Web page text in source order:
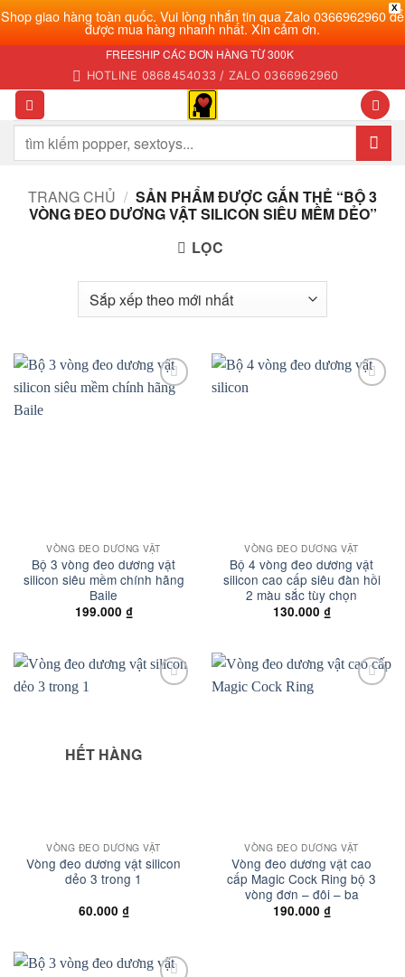
X
Shop giao hàng toàn quốc. Vui lòng nhắn tin qua Zalo 0366962960 để
được mua hàng nhanh nhất. Xin cảm ơn.
nội
dung
FREESHIP CÁC ĐƠN HÀNG TỪ 300K
HOTLINE 0868454033 / ZALO 0366962960
Tìm
kiếm:
TRANG CHỦ / SẢN PHẨM ĐƯỢC GẮN THẺ “BỘ 3
VÒNG ĐEO DƯƠNG VẬT SILICON SIÊU MỀM DẺO”
LỌC
Add to
VÒNG ĐEO DƯƠNG VẬT
Bộ 3 vòng đeo dương vật
silicon siêu mềm chính hãng
Baile
199.000 ₫
VÒNG ĐEO DƯƠNG VẬT
Bộ 4 vòng đeo dương vật
silicon cao cấp siêu đàn hồi
2 màu sắc tùy chọn
130.000 ₫
HẾT HÀNG
VÒNG ĐEO DƯƠNG VẬT
Vòng đeo dương vật silicon
dẻo 3 trong 1
60.000 ₫
VÒNG ĐEO DƯƠNG VẬT
Vòng đeo dương vật cao
cấp Magic Cock Ring bộ 3
vòng đơn – đôi – ba
190.000 ₫